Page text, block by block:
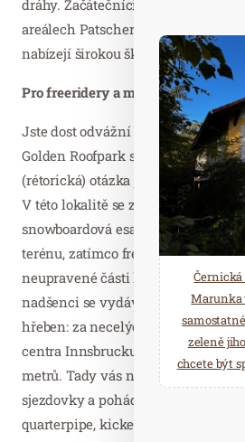
dráhy. Začátečníci si přijdou na své
areálech Patscherkofel a Rangger
nabízejí širokou škálu služeb pro
Pro freeridery a milovníky
Jste dost odvážní na 300 hektarů
Golden Roofpark s překážkami,
(rétorická) otázka je mottem a
V této lokalitě se zaručeným
snowboardová esa zdokonalují
terénu, zatímco freerideři naplno
neupravené části lyžařského
nadšenci se vydávají i na „Top of
hřeben: za necelých 30 minut se
centra Innsbrucku nahoru na
metrů. Tady vás nadchnou nejen
sjezdovky a pohádková kulisa, ale
quarterpipe, kickery a dalšími
Marunka
zeleně
chcete být